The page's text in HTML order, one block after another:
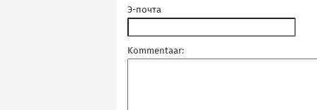
Э-почта
Kommentaar: